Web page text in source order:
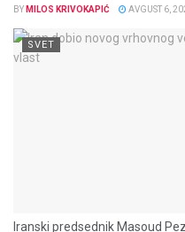
BY MILOS KRIVOKAPIĆ AVGUST 6,
SVET
Iranski predsednik Masoud